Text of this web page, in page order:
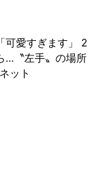
可愛すぎます」 2
...〝左手〟の場所
ット